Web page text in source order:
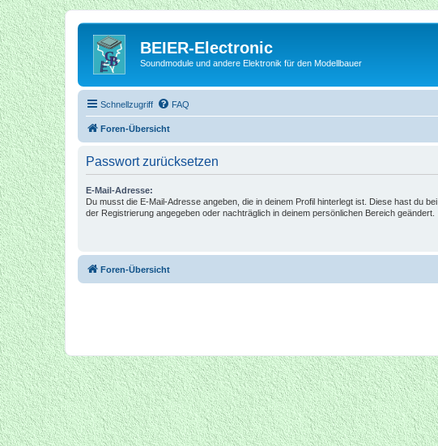
BEIER-Electronic
Soundmodule und andere Elektronik für den Modellbauer
Schnellzugriff FAQ
Foren-Übersicht
Passwort zurücksetzen
E-Mail-Adresse:
Du musst die E-Mail-Adresse angeben, die in deinem Profil hinterlegt ist. Diese hast du bei
der Registrierung angegeben oder nachträglich in deinem persönlichen Bereich geändert.
Foren-Übersicht